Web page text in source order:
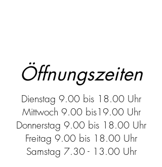
Öffnungszeiten
Dienstag 9.00 bis 18.00 Uhr
Mittwoch 9.00 bis19.00 Uhr
Donnerstag 9.00 bis 18.00 Uhr
Freitag 9.00 bis 18.00 Uhr
Samstag 7.30 - 13.00 Uhr